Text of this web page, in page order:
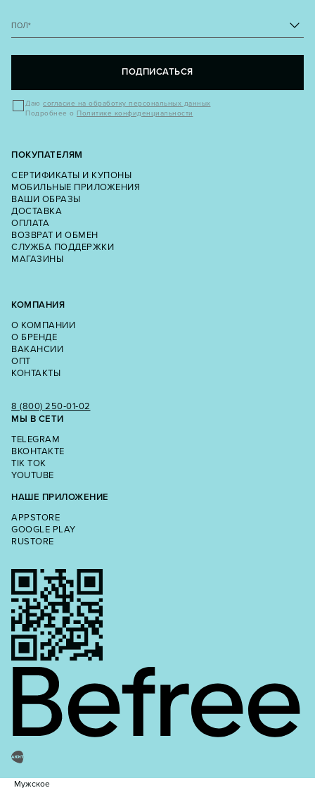
ПОЛ*
ПОДПИСАТЬСЯ
Даю согласие на обработку персональных данных
Подробнее о Политике конфиденциальности
ПОКУПАТЕЛЯМ
СЕРТИФИКАТЫ И КУПОНЫ
МОБИЛЬНЫЕ ПРИЛОЖЕНИЯ
ВАШИ ОБРАЗЫ
ДОСТАВКА
ОПЛАТА
ВОЗВРАТ И ОБМЕН
СЛУЖБА ПОДДЕРЖКИ
МАГАЗИНЫ
КОМПАНИЯ
О КОМПАНИИ
О БРЕНДЕ
ВАКАНСИИ
ОПТ
КОНТАКТЫ
8 (800) 250‑01‑02
МЫ В СЕТИ
TELEGRAM
ВКОНТАКТЕ
TIK TOK
YOUTUBE
НАШЕ ПРИЛОЖЕНИЕ
APPSTORE
GOOGLE PLAY
RUSTORE
Мужское